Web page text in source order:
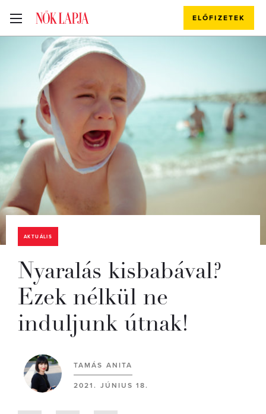
ELŐFIZETEK
AKTUÁLIS
Nyaralás kisbabával?
Ezek nélkül ne
induljunk útnak!
TAMÁS ANITA
2021. JÚNIUS 18.